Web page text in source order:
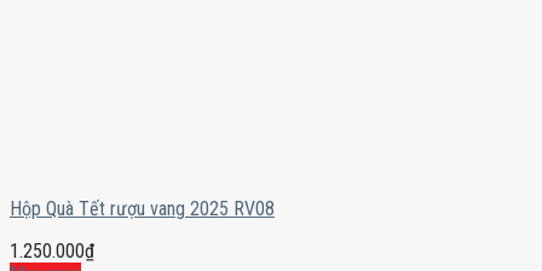
Hộp Quà Tết rượu vang 2025 RV08
1.250.000₫